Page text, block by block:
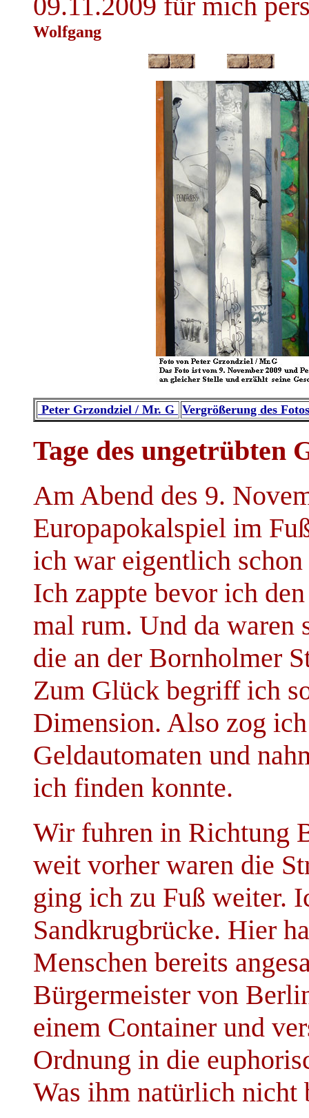
Wolfgang
Peter Grzondziel / Mr. G Vergrößerung des
Tage des ungetrübten
Am Abend des 9.
Europapokalspiel im
ich war eigentlich
Ich zappte bevor ich
mal rum. Und da waren
die an der Bornholmer
Zum Glück begriff ich
Dimension. Also zog
Geldautomaten und
ich finden konnte.
Wir fuhren in Richtung
weit vorher waren die
ging ich zu Fuß weiter.
Sandkrugbrücke. Hier
Menschen bereits
Bürgermeister von
einem Container und
Ordnung in die
Was ihm natürlich nicht